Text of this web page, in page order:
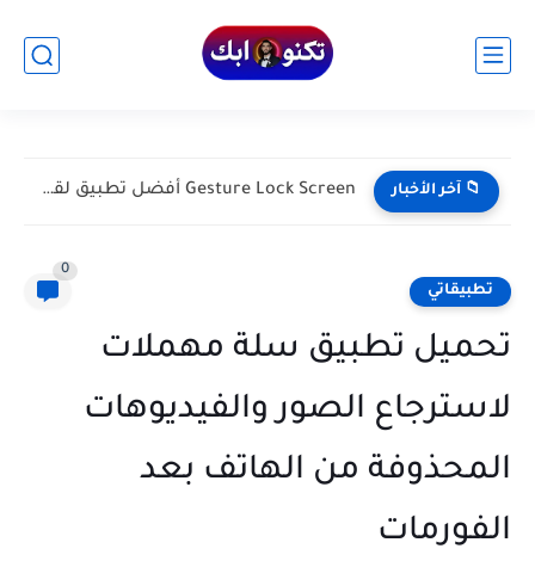
📁 آخر الأخبار Gesture Lock Screen أفضل تطبيق لقفل شاشة أندرويد بالإيماءات وحماية...
تطبيقاتي
0
تحميل تطبيق سلة مهملات
لاسترجاع الصور والفيديوهات
المحذوفة من الهاتف بعد
الفورمات